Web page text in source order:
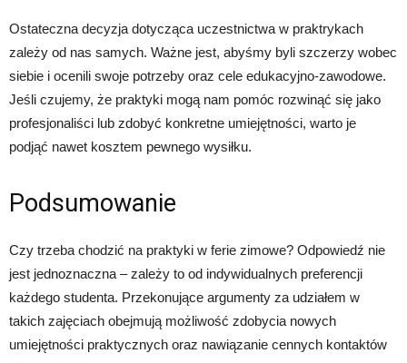
Ostateczna decyzja dotycząca uczestnictwa w praktrykach
zależy od nas samych. Ważne jest, abyśmy byli szczerzy wobec
siebie i ocenili swoje potrzeby oraz cele edukacyjno-zawodowe.
Jeśli czujemy, że praktyki mogą nam pomóc rozwinąć się jako
profesjonaliści lub zdobyć konkretne umiejętności, warto je
podjąć nawet kosztem pewnego wysiłku.
Podsumowanie
Czy trzeba chodzić na praktyki w ferie zimowe? Odpowiedź nie
jest jednoznaczna – zależy to od indywidualnych preferencji
każdego studenta. Przekonujące argumenty za udziałem w
takich zajęciach obejmują możliwość zdobycia nowych
umiejętności praktycznych oraz nawiązanie cennych kontaktów